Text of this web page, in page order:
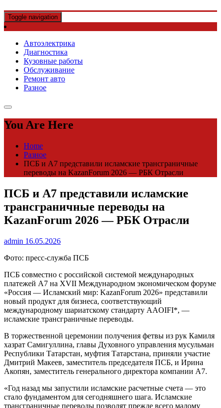
Toggle navigation
Автоэлектрика
Диагностика
Кузовные работы
Обслуживание
Ремонт авто
Разное
You Are Here
Home
Разное
ПСБ и А7 представили исламские трансграничные
переводы на KazanForum 2026 — РБК Отрасли
ПСБ и А7 представили исламские
трансграничные переводы на
KazanForum 2026 — РБК Отрасли
admin 16.05.2026
Фото: пресс-служба ПСБ
ПСБ совместно с российской системой международных
платежей А7 на XVII Международном экономическом форуме
«Россия — Исламский мир: KazanForum 2026» представили
новый продукт для бизнеса, соответствующий
международному шариатскому стандарту AAOIFI*, —
исламские трансграничные переводы.
В торжественной церемонии получения фетвы из рук Камиля
хазрат Самигуллина, главы Духовного управления мусульман
Республики Татарстан, муфтия Татарстана, приняли участие
Дмитрий Макеев, заместитель председателя ПСБ, и Ирина
Акопян, заместитель генерального директора компании А7.
«Год назад мы запустили исламские расчетные счета — это
стало фундаментом для сегодняшнего шага. Исламские
трансграничные переводы позволят прежде всего малому